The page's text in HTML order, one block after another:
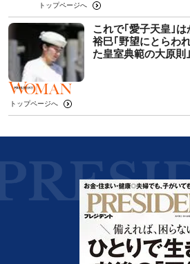
トップページへ
これで｢愛子天皇｣
裕巳｢野望にとらわ
た皇室典範の大原則｣
トップページへ